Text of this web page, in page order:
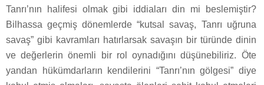
Tanrı’nın halifesi olmak gibi iddiaları din mi beslemiştir?
Bilhassa geçmiş dönemlerde “kutsal savaş, Tanrı uğruna
savaş” gibi kavramları hatırlarsak savaşın bir türünde dinin
ve değerlerin önemli bir rol oynadığını düşünebiliriz. Öte
yandan hükümdarların kendilerini “Tanrı’nın gölgesi” diye